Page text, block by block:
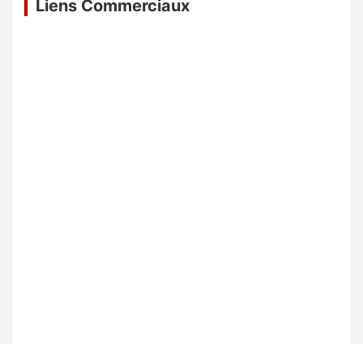
Liens Commerciaux